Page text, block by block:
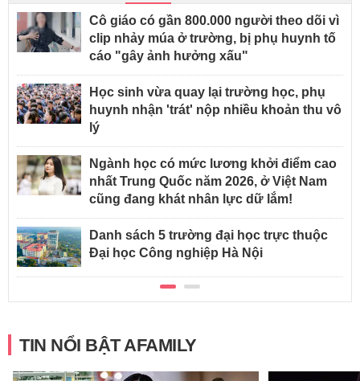
Cô giáo có gần 800.000 người theo dõi vì
clip nhảy múa ở trường, bị phụ huynh tố
cáo "gây ảnh hưởng xấu"
Học sinh vừa quay lại trường học, phụ
huynh nhận 'trát' nộp nhiều khoản thu vô
lý
Ngành học có mức lương khởi điểm cao
nhất Trung Quốc năm 2026, ở Việt Nam
cũng đang khát nhân lực dữ lắm!
Danh sách 5 trường đại học trực thuộc
Đại học Công nghiệp Hà Nội
TIN NỔI BẬT AFAMILY